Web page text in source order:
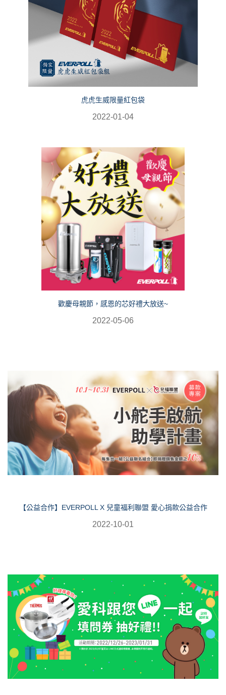
虎虎生威限量紅包袋
2022-01-04
歡慶母親節，感恩的芯好禮大放送~
2022-05-06
【公益合作】EVERPOLL X 兒童福利聯盟 愛心捐款公益合作
2022-10-01